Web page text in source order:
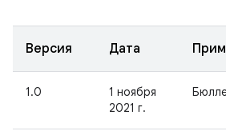
Версия Дата
1.0
1 ноября
2021 г.